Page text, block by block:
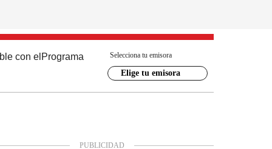
con el Programa Selecciona tu emisora
Elige tu emisora